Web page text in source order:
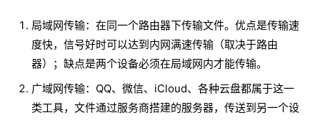
局域网传输：在同一个路由器下传输文件。优点是传输速
度快，信号好时可以达到内网满速传输（取决于路由
器）；缺点是两个设备必须在局域网内才能传输。
广域网传输：QQ、微信、iCloud、各种云盘都属于这一
类工具，文件通过服务商搭建的服务器，传送到另一个设